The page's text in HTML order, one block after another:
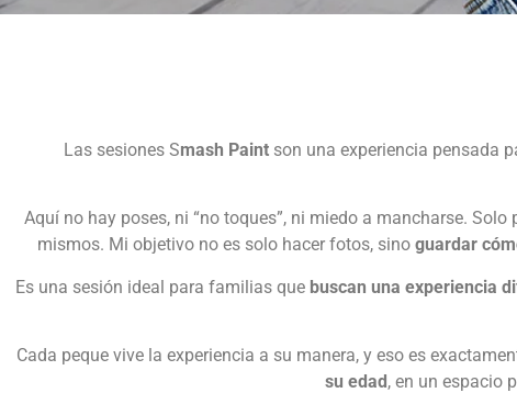
Las sesiones Smash Paint son una experiencia pensada
Aquí no hay poses, ni “no toques”, ni miedo a mancharse.
mismos. Mi objetivo no es solo hacer fotos, sino guardar
Es una sesión ideal para familias que buscan una experiencia
Cada peque vive la experiencia a su manera, y eso es
su edad , en un espacio